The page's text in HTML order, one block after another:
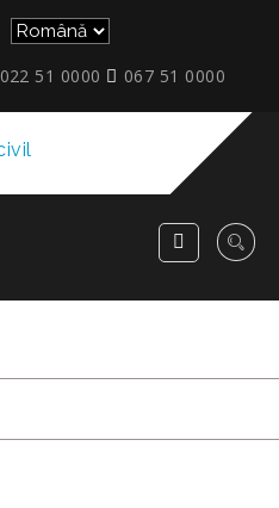
022 51 0000 067 51 0000